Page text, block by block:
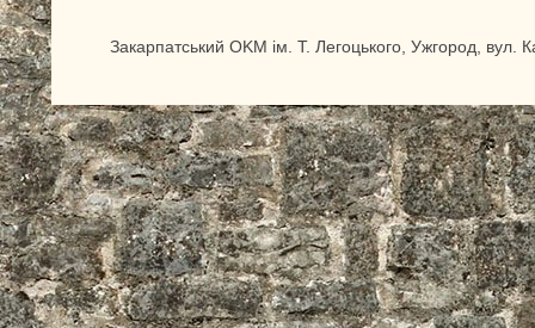
Закарпатський OKM ім. Т. Легоцького, Ужгород,